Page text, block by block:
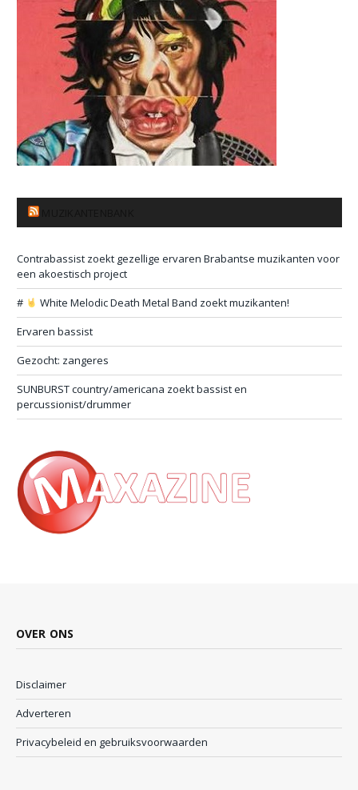
Contrabassist zoekt gezellige ervaren Brabantse muzikanten voor
een akoestisch project
#
White Melodic Death Metal Band zoekt muzikanten!
Ervaren bassist
Gezocht: zangeres
SUNBURST country/americana zoekt bassist en
percussionist/drummer
OVER ONS
Disclaimer
Adverteren
Privacybeleid en gebruiksvoorwaarden